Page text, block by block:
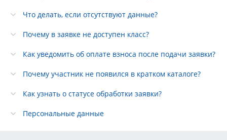
Что делать, если отсутствуют данные?
Почему в заявке не доступен класс?
Как уведомить об оплате взноса после подачи заявки?
Почему участник не появился в кратком каталоге?
Как узнать о статусе обработки заявки?
Персональные данные